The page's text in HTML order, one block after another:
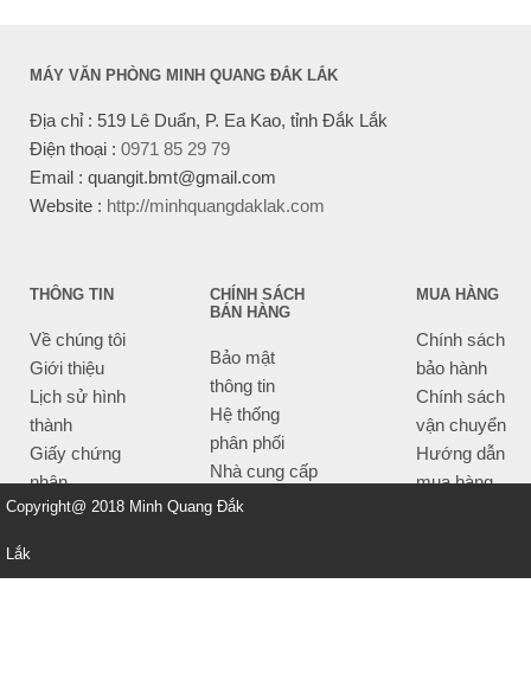
MÁY VĂN PHÒNG MINH QUANG ĐẮK LẮK
Địa chỉ : 519 Lê Duẩn, P. Ea Kao, tỉnh Đắk Lắk
Điện thoại : 0971 85 29 79
Email : quangit.bmt@gmail.com
Website : http://minhquangdaklak.com
THÔNG TIN
Về chúng tôi
Giới thiệu
Lịch sử hình
thành
Giấy chứng
nhận
CHÍNH SÁCH
BÁN HÀNG
Bảo mật
thông tin
Hệ thống
phân phối
Nhà cung cấp
Tiêu chí bán
MUA HÀNG
Chính sách
bảo hành
Chính sách
vận chuyển
Hướng dẫn
mua hàng
Copyright@ 2018 Minh Quang Đắk
Lắk